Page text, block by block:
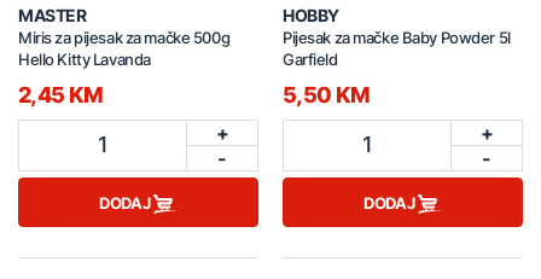
MASTER
Miris za pijesak za mačke 500g
Hello Kitty Lavanda
2,45 KM
1
+
-
DODAJ
HOBBY
Pijesak za mačke Baby Powder 5l
Garfield
5,50 KM
1
+
-
DODAJ